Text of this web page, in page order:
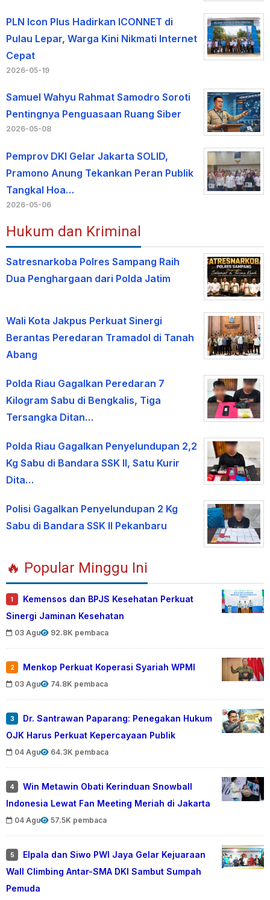
PLN Icon Plus Hadirkan ICONNET di
Pulau Lepar, Warga Kini Nikmati Internet
Cepat
2026-05-19
Samuel Wahyu Rahmat Samodro Soroti
Pentingnya Penguasaan Ruang Siber
2026-05-08
Pemprov DKI Gelar Jakarta SOLID,
Pramono Anung Tekankan Peran Publik
Tangkal Hoa…
2026-05-06
Hukum dan Kriminal
Satresnarkoba Polres Sampang Raih
Dua Penghargaan dari Polda Jatim
Wali Kota Jakpus Perkuat Sinergi
Berantas Peredaran Tramadol di Tanah
Abang
Polda Riau Gagalkan Peredaran 7
Kilogram Sabu di Bengkalis, Tiga
Tersangka Ditan…
Polda Riau Gagalkan Penyelundupan 2,2
Kg Sabu di Bandara SSK II, Satu Kurir
Dita…
Polisi Gagalkan Penyelundupan 2 Kg
Sabu di Bandara SSK II Pekanbaru
🔥 Popular Minggu Ini
1
Kemensos dan BPJS Kesehatan Perkuat
Sinergi Jaminan Kesehatan
03 Agu 92.8K pembaca
2 Menkop Perkuat Koperasi Syariah WPMI
03 Agu 74.8K pembaca
3
Dr. Santrawan Paparang: Penegakan Hukum
OJK Harus Perkuat Kepercayaan Publik
04 Agu 64.3K pembaca
4
Win Metawin Obati Kerinduan Snowball
Indonesia Lewat Fan Meeting Meriah di Jakarta
04 Agu 57.5K pembaca
5
Elpala dan Siwo PWI Jaya Gelar Kejuaraan
Wall Climbing Antar-SMA DKI Sambut Sumpah
Pemuda